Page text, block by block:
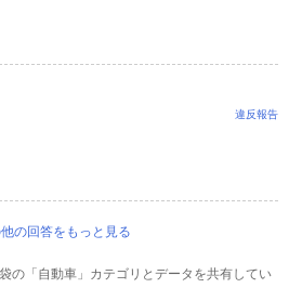
違反報告
の回答をもっと見る
の「自動車」カテゴリとデータを共有してい